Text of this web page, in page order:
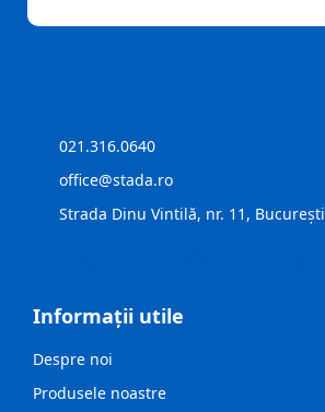
021.316.0640
office@stada.ro
Strada Dinu Vintilă, nr. 11, București
Informații utile
Despre noi
Produsele noastre